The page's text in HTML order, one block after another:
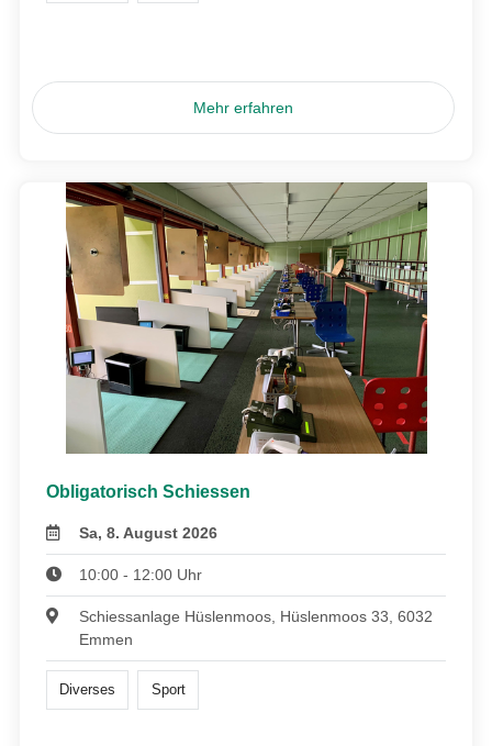
Mehr erfahren
Obligatorisch Schiessen
Sa, 8. August 2026
10:00 - 12:00 Uhr
Schiessanlage Hüslenmoos, Hüslenmoos 33, 6032
Emmen
Diverses Sport